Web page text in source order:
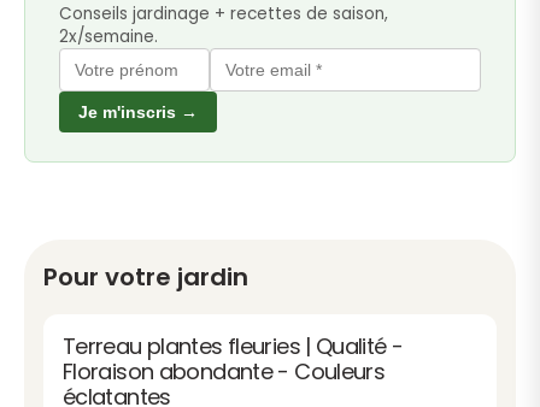
Conseils jardinage + recettes de saison,
2x/semaine.
Je m'inscris →
Pour votre jardin
Terreau plantes fleuries | Qualité -
Floraison abondante - Couleurs
éclatantes